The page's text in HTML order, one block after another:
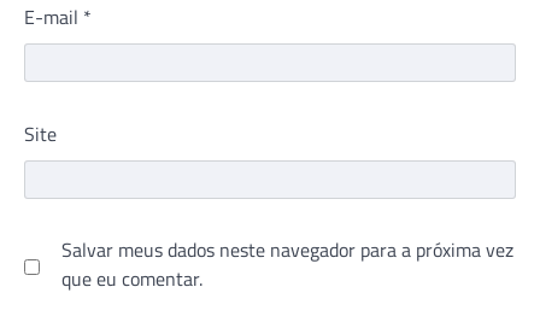
E-mail *
Site
Salvar meus dados neste navegador para a próxima vez
que eu comentar.